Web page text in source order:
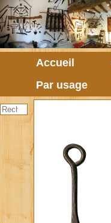
Accueil
Par usage